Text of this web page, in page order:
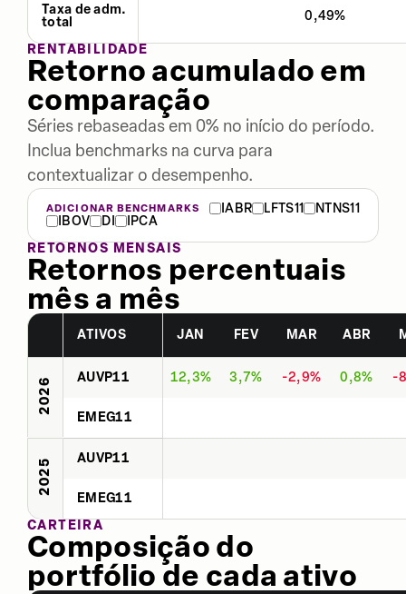
Taxa de adm.
total
0,49%
RENTABILIDADE
Retorno acumulado em
comparação
Séries rebaseadas em 0% no início do período.
Inclua benchmarks na curva para
contextualizar o desempenho.
ADICIONAR BENCHMARKS IABR LFTS11
NTNS11
IBOV
DI
IPCA
RETORNOS MENSAIS
Retornos percentuais
mês a mês
ATIVOS JAN FEV MAR ABR
2026 AUVP11 12,3% 3,7% -2,9% 0,8% -
EMEG11
2025 AUVP11
EMEG11
CARTEIRA
Composição do
portfólio de cada ativo